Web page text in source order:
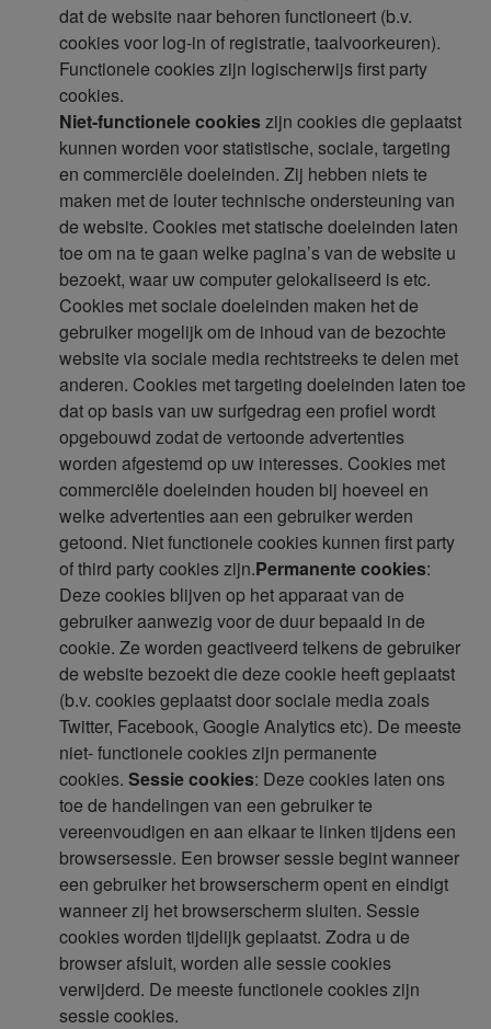
dat de website naar behoren functioneert (b.v.
cookies voor log-in of registratie, taalvoorkeuren).
Functionele cookies zijn logischerwijs first party
cookies.
Niet-functionele cookieszijn cookies die geplaatst
kunnen worden voor statistische, sociale, targeting
en commerciële doeleinden. Zij hebben niets te
maken met de louter technische ondersteuning van
de website. Cookies met statische doeleinden laten
toe om na te gaan welke pagina’s van de website u
bezoekt, waar uw computer gelokaliseerd is etc.
Cookies met sociale doeleinden maken het de
gebruiker mogelijk om de inhoud van de bezochte
website via sociale media rechtstreeks te delen met
anderen. Cookies met targeting doeleinden laten toe
dat op basis van uw surfgedrag een profiel wordt
opgebouwd zodat de vertoonde advertenties
worden afgestemd op uw interesses. Cookies met
commerciële doeleinden houden bij hoeveel en
welke advertenties aan een gebruiker werden
getoond. Niet functionele cookies kunnen first party
of third party cookies zijn.Permanente cookies:
Deze cookies blijven op het apparaat van de
gebruiker aanwezig voor de duur bepaald in de
cookie. Ze worden geactiveerd telkens de gebruiker
de website bezoekt die deze cookie heeft geplaatst
(b.v. cookies geplaatst door sociale media zoals
Twitter, Facebook, Google Analytics etc). De meeste
niet- functionele cookies zijn permanente
cookies. Sessie cookies: Deze cookies laten ons
toe de handelingen van een gebruiker te
vereenvoudigen en aan elkaar te linken tijdens een
browsersessie. Een browser sessie begint wanneer
een gebruiker het browserscherm opent en eindigt
wanneer zij het browserscherm sluiten. Sessie
cookies worden tijdelijk geplaatst. Zodra u de
browser afsluit, worden alle sessie cookies
verwijderd. De meeste functionele cookies zijn
sessie cookies.